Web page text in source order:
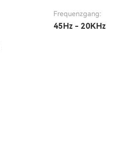
Frequenzgang:
45Hz - 20KHz